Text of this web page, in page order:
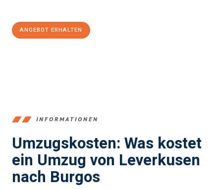
ANGEBOT ERHALTEN
INFORMATIONEN
Umzugskosten: Was kostet
ein Umzug von Leverkusen
nach Burgos